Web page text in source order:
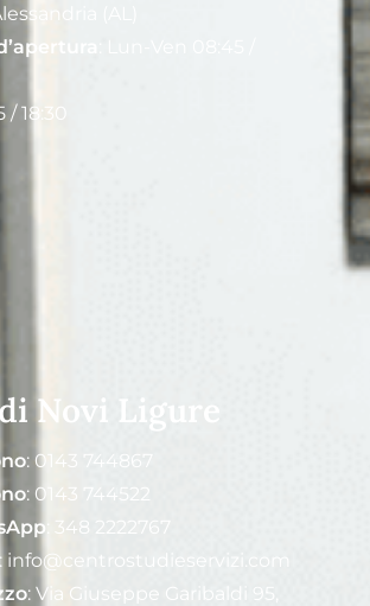
(AL)
18:30
Novi Ligure
: 0143 744867
: 0143 744522
: 348 2222767
: info@centrostudieservizi.com
: Via Giuseppe Garibaldi 95,